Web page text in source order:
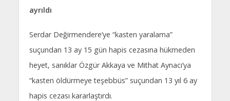
ayrıldı
Serdar Değirmendere’ye “kasten yaralama”
suçundan 13 ay 15 gün hapis cezasına hükmeden
heyet, sanıklar Özgür Akkaya ve Mithat Aynacı’ya
“kasten öldürmeye teşebbüs” suçundan 13 yıl 6 ay
hapis cezası kararlaştırdı.